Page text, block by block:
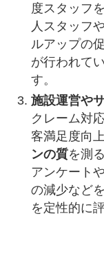
度スタッフ
人スタッフ
ルアップの
が行われて
す。
施設運営や
クレーム対
客満足度向
ンの質を測
アンケート
の減少など
を定性的に